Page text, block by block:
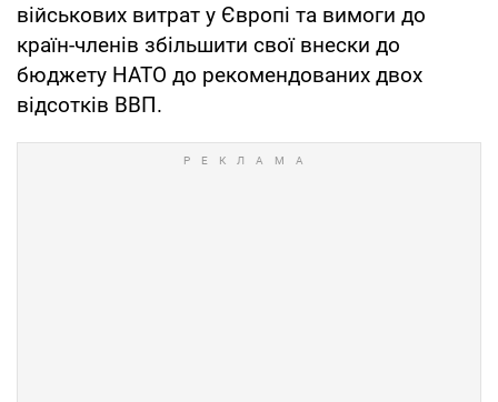
військових витрат у Європі та вимоги до
країн-членів збільшити свої внески до
бюджету НАТО до рекомендованих двох
відсотків ВВП.